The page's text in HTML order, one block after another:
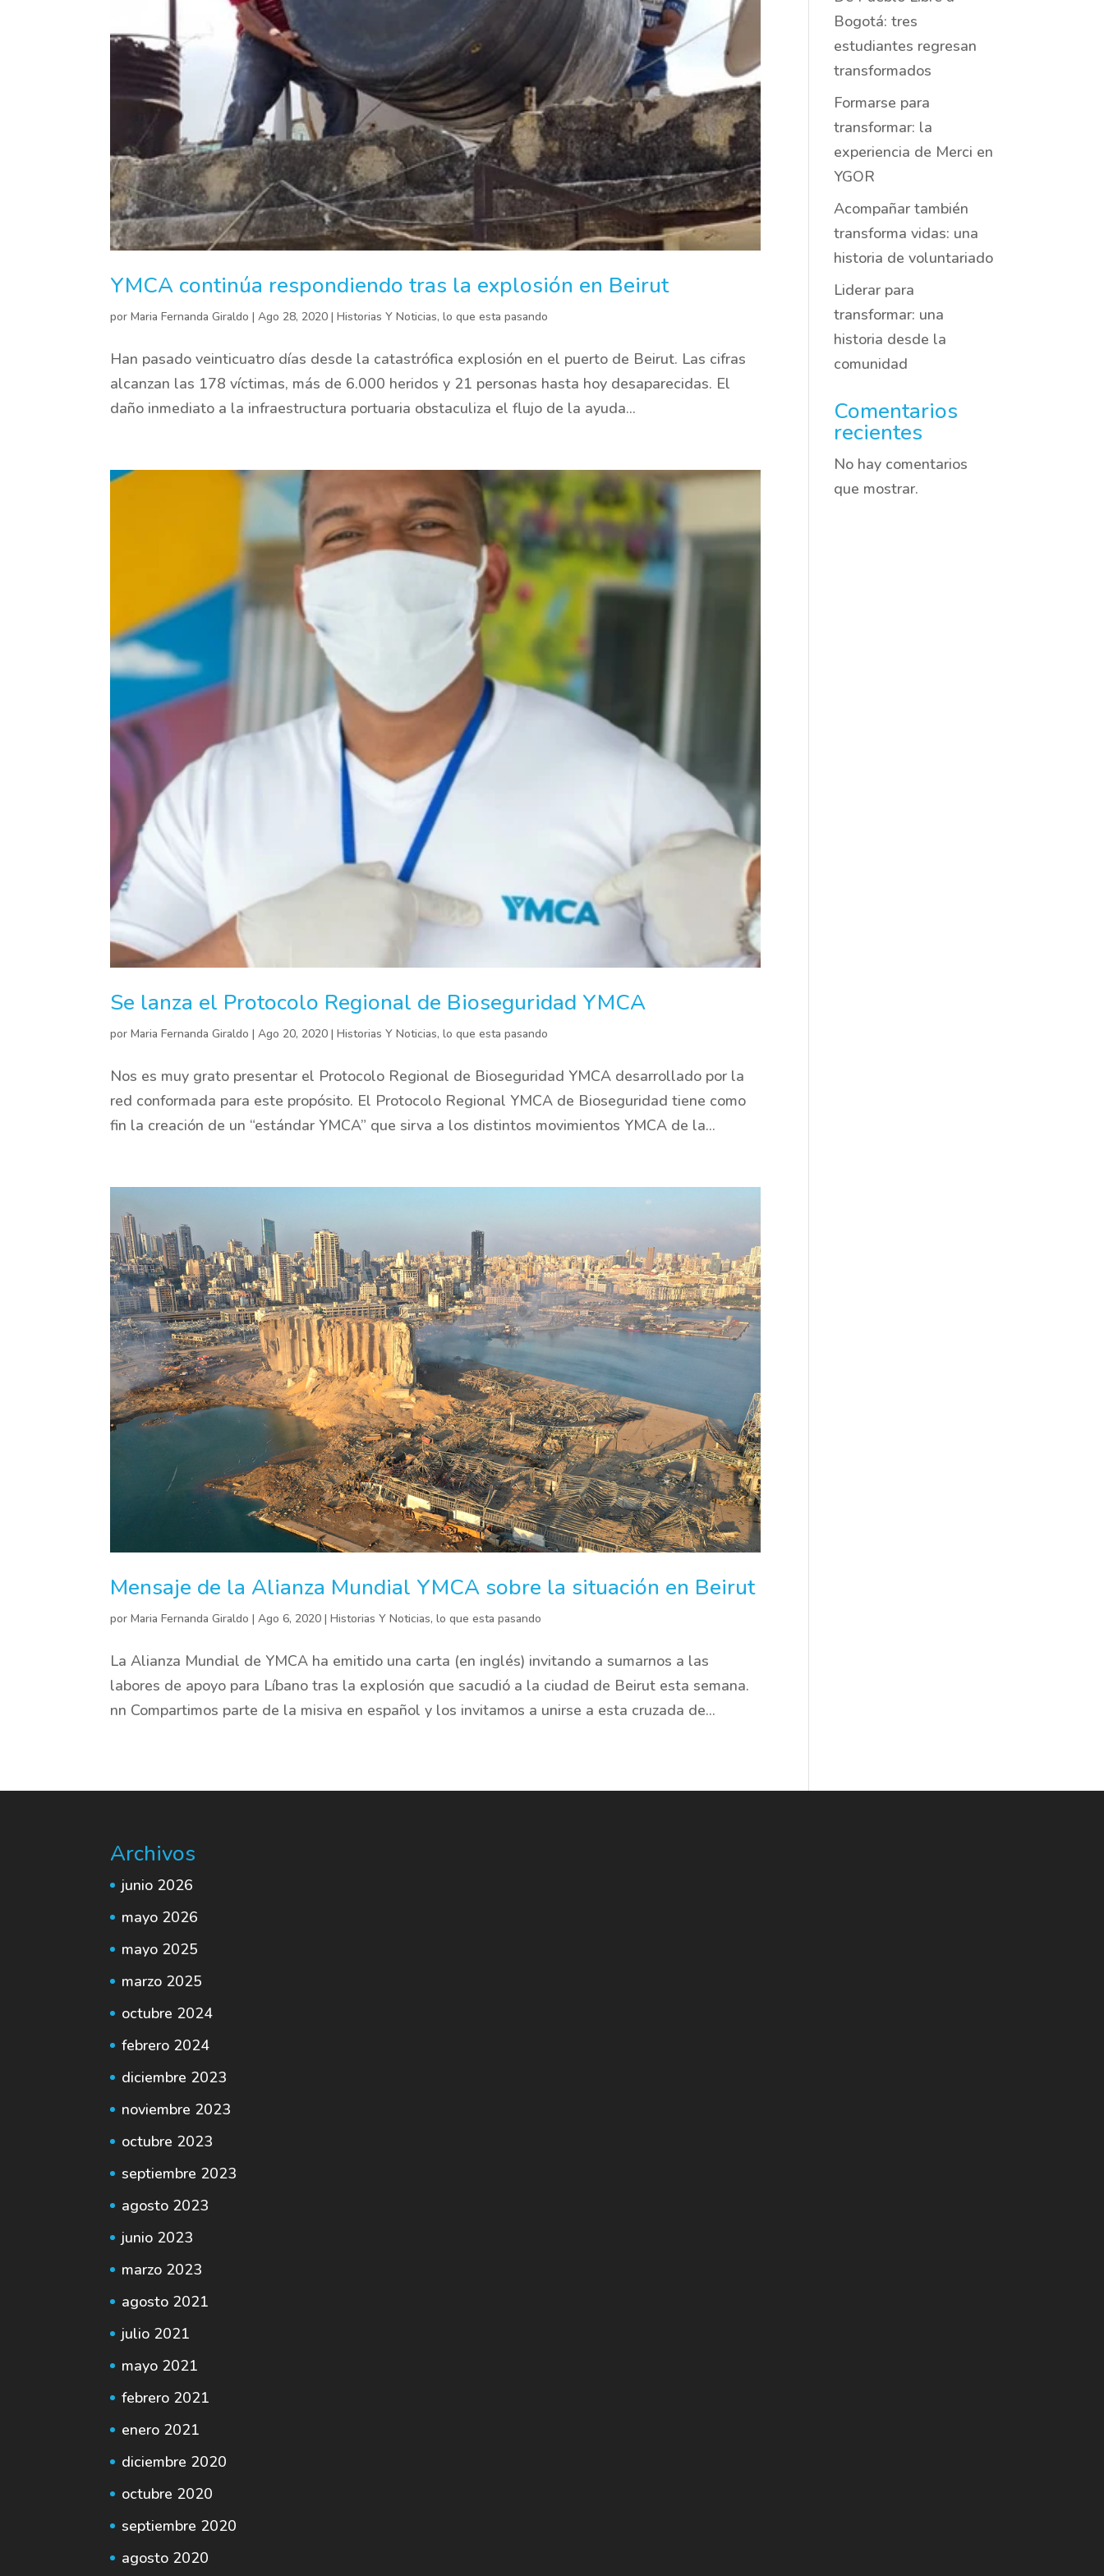
YMCA continúa respondiendo tras la explosión en Beirut
porMaria Fernanda Giraldo |Ago 28, 2020 |Historias Y Noticias,lo que esta pasando
Han pasado veinticuatro días desde la catastrófica explosión en el puerto de Beirut. Las cifras
alcanzan las 178 víctimas, más de 6.000 heridos y 21 personas hasta hoy desaparecidas. El
daño inmediato a la infraestructura portuaria obstaculiza el flujo de la ayuda...
Se lanza el Protocolo Regional de Bioseguridad YMCA
porMaria Fernanda Giraldo |Ago 20, 2020 |Historias Y Noticias,lo que esta pasando
Nos es muy grato presentar el Protocolo Regional de Bioseguridad YMCA desarrollado por la
red conformada para este propósito. El Protocolo Regional YMCA de Bioseguridad tiene como
fin la creación de un “estándar YMCA” que sirva a los distintos movimientos YMCA de la...
Mensaje de la Alianza Mundial YMCA sobre la situación en Beirut
porMaria Fernanda Giraldo |Ago 6, 2020 |Historias Y Noticias,lo que esta pasando
La Alianza Mundial de YMCA ha emitido una carta (en inglés) invitando a sumarnos a las
labores de apoyo para Líbano tras la explosión que sacudió a la ciudad de Beirut esta semana.
nn Compartimos parte de la misiva en español y los invitamos a unirse a esta cruzada de...
Bogotá: tres
estudiantes regresan
transformados
Formarse para
transformar: la
experiencia de Merci en
YGOR
Acompañar también
transforma vidas: una
historia de voluntariado
Liderar para
transformar: una
historia desde la
comunidad
Comentarios
recientes
No hay comentarios
que mostrar.
Archivos
junio 2026
mayo 2026
mayo 2025
marzo 2025
octubre 2024
febrero 2024
diciembre 2023
noviembre 2023
octubre 2023
septiembre 2023
agosto 2023
junio 2023
marzo 2023
agosto 2021
julio 2021
mayo 2021
febrero 2021
enero 2021
diciembre 2020
octubre 2020
septiembre 2020
agosto 2020